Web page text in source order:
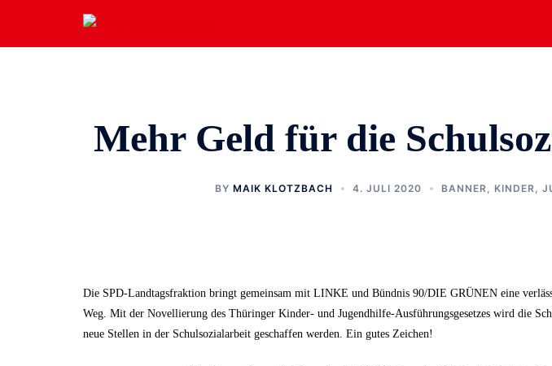
springen
Mehr Geld für die
BY MAIK KLOTZBACH 4. JULI 2020 BANNER KINDER,
Die SPD-Landtagsfraktion bringt gemeinsam mit LINKE und Bündnis 90/DIE GRÜNEN eine
Weg. Mit der Novellierung des Thüringer Kinder- und Jugendhilfe-Ausführungsgesetzes wird die
neue Stellen in der Schulsozialarbeit geschaffen werden. Ein gutes Zeichen!